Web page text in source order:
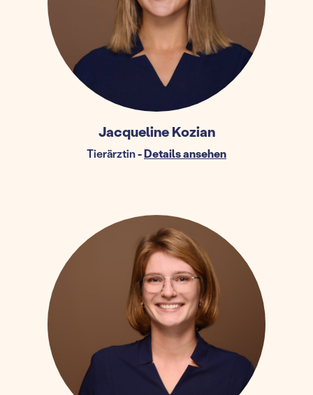
Jacqueline Kozian
Tierärztin-Details ansehen